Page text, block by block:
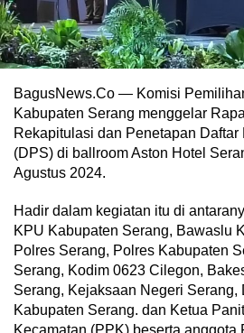
BagusNews.Co — Komisi
Kabupaten Serang menggelar
Rekapitulasi dan Penetapan Daftar
(DPS) di ballroom Aston Hotel
Agustus 2024.
Hadir dalam kegiatan itu di
KPU Kabupaten Serang, Bawaslu
Polres Serang, Polres Kabupaten
Serang, Kodim 0623 Cilegon,
Serang, Kejaksaan Negeri Serang,
Kabupaten Serang. dan Ketua
Kecamatan (PPK) beserta anggota